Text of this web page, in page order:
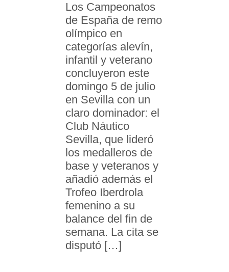
Los Campeonatos
de España de remo
olímpico en
categorías alevín,
infantil y veterano
concluyeron este
domingo 5 de julio
en Sevilla con un
claro dominador: el
Club Náutico
Sevilla, que lideró
los medalleros de
base y veteranos y
añadió además el
Trofeo Iberdrola
femenino a su
balance del fin de
semana. La cita se
disputó […]